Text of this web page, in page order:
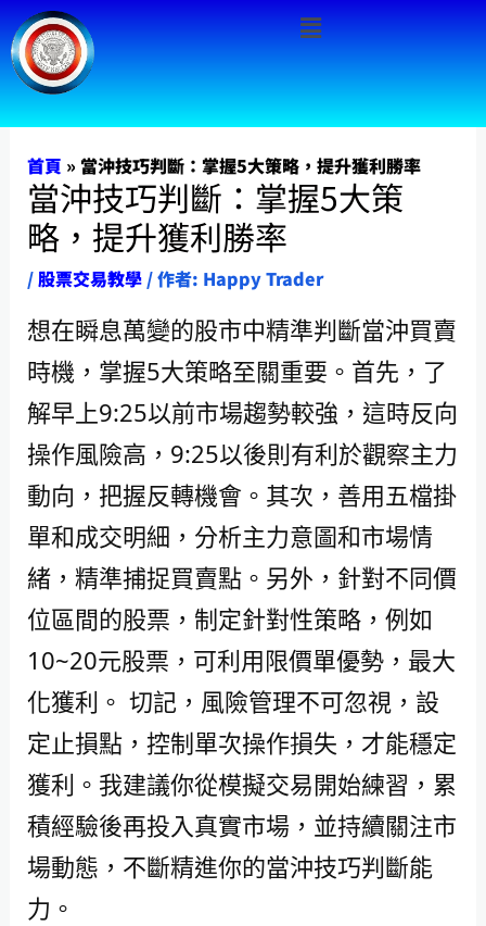
跳
至
主
要
Menu
首頁 » 當沖技巧判斷：掌握5大策略，提升獲利勝率
當沖技巧判斷：掌握5大策
略，提升獲利勝率
/股票交易教學/ 作者: Happy Trader
想在瞬息萬變的股市中精準判斷當沖買賣
時機，掌握5大策略至關重要。首先，了
解早上9:25以前市場趨勢較強，這時反向
操作風險高，9:25以後則有利於觀察主力
動向，把握反轉機會。其次，善用五檔掛
單和成交明細，分析主力意圖和市場情
緒，精準捕捉買賣點。另外，針對不同價
位區間的股票，制定針對性策略，例如
10~20元股票，可利用限價單優勢，最大
化獲利。 切記，風險管理不可忽視，設
定止損點，控制單次操作損失，才能穩定
獲利。我建議你從模擬交易開始練習，累
積經驗後再投入真實市場，並持續關注市
場動態，不斷精進你的當沖技巧判斷能
力。